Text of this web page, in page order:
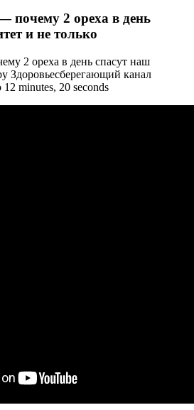
почему 2 ореха в день
и не только
2 ореха в день спасут наш
Здоровьесберегающий канал
minutes, 20 seconds